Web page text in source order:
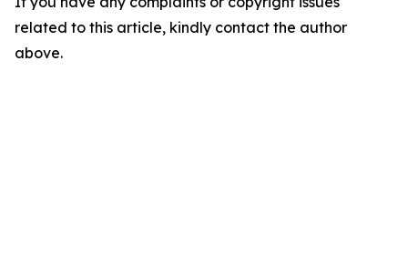
related to this article, kindly contact the author
above.